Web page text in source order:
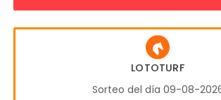
LOTOTURF
Sorteo del día 09-08-